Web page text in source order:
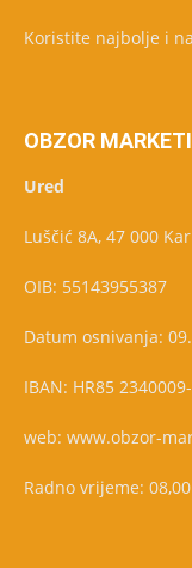
Koristite najbolje i
OBZOR
Ured
Luščić 8A, 47 000
OIB: 55143955387
Datum osnivanja:
IBAN: HR85
web: www.obzor-
Radno vrijeme: